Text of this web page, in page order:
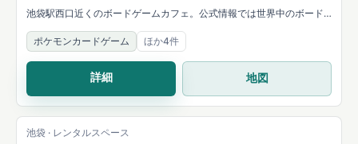
池袋駅西口近くのボードゲームカフェ。公式情報では世界中のボード
ゲーム・カードゲームを楽しめると案内され、最大45席と個室、予
約・貸切対応があります。
ポケモンカードゲーム ほか4件
詳細 地図
池袋 · レンタルスペース